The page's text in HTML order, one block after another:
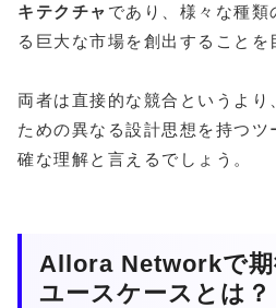
キテクチャ であり、様々な種
る巨大な市場を創出することを
両者は直接的な競合というより
ための異なる設計思想を持つツ
確な理解と言えるでしょう。
Allora Networkで期
ユースケースとは？